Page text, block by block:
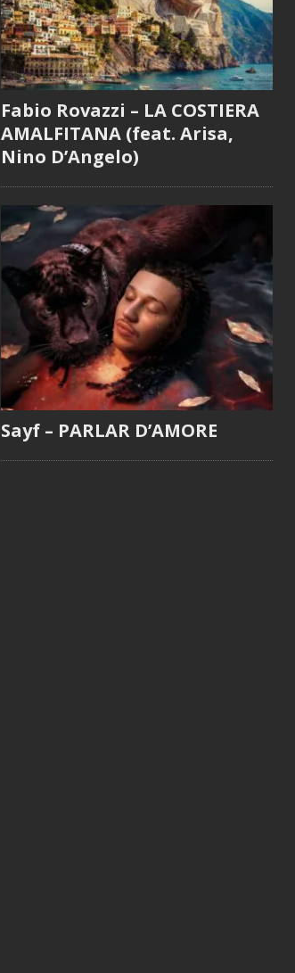
Fabio Rovazzi – LA COSTIERA
AMALFITANA (feat. Arisa,
Nino D’Angelo)
Sayf – PARLAR D’AMORE